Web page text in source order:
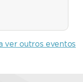
ver outros eventos